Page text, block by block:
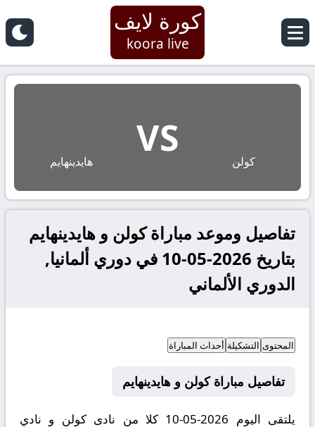
كورة لايف
koora live
كولن
VS
هايدينهايم
تفاصيل وموعد مباراة كولن و هايدينهايم
بتاريخ 2026-05-10 في دوري ألمانيا,
الدوري الألماني
المحتوى التشكيلة أحداث المباراة
تفاصيل مباراة كولن و هايدينهايم
يلتقى اليوم 2026-05-10 كلا من نادى كولن و نادي